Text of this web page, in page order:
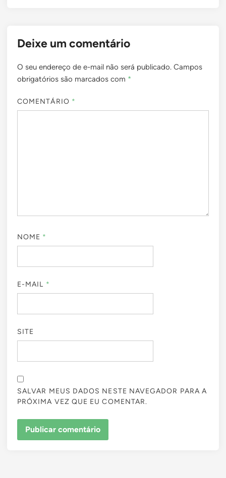
Deixe um comentário
O seu endereço de e-mail não será publicado. Campos
obrigatórios são marcados com *
COMENTÁRIO *
NOME *
E-MAIL *
SITE
SALVAR MEUS DADOS NESTE NAVEGADOR PARA A
PRÓXIMA VEZ QUE EU COMENTAR.